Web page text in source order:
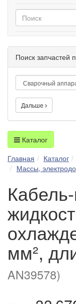
Поиск запчастей
Дальше
Каталог
Главная
Каталог
Массы,
мм²,
AN39578)